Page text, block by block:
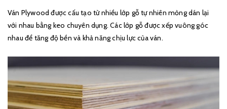
Ván Plywood được cấu tạo từ nhiều lớp gỗ tự nhiên mỏng dán lại
với nhau bằng keo chuyên dụng. Các lớp gỗ được xếp vuông góc
nhau để tăng độ bền và khả năng chịu lực của ván.